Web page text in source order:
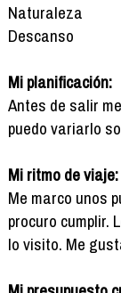
Naturaleza
Descanso
Mi planificación:
Antes de salir
puedo variarlo
Mi ritmo de viaje:
Me marco unos
procuro cumplir.
lo visito. Me